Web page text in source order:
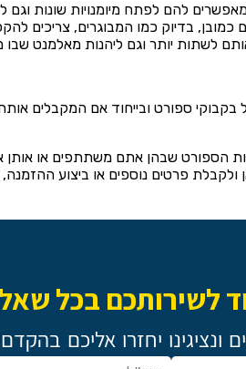
להם לפתח מיומנויות שונות
בדיוק כמו המבוגרים, צריכים
לשתות יותר וגם ליהנות מאלמנט שבו
ספורט ובייחוד אם המקבלים
הספורט שבהן אתם משתתפים או
ולקבלת פרטים נוספים או ביצוע
לשירותכם בכל
ונציגינו יחזרו אליכם בהקדם